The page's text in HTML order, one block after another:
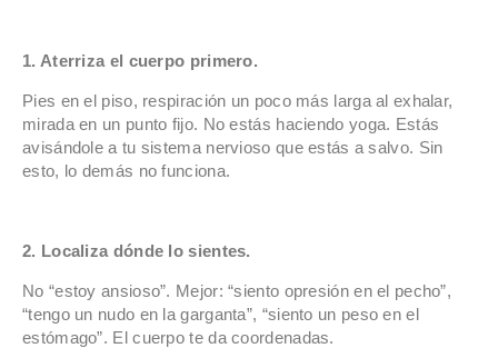
1. Aterriza el cuerpo primero.
Pies en el piso, respiración un poco más larga al exhalar,
mirada en un punto fijo. No estás haciendo yoga. Estás
avisándole a tu sistema nervioso que estás a salvo. Sin
esto, lo demás no funciona.
2. Localiza dónde lo sientes.
No “estoy ansioso”. Mejor: “siento opresión en el pecho”,
“tengo un nudo en la garganta”, “siento un peso en el
estómago”. El cuerpo te da coordenadas.